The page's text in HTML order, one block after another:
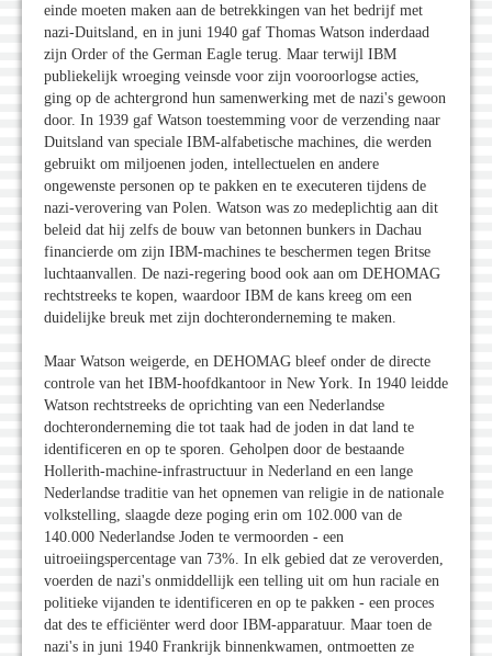
einde moeten maken aan de betrekkingen van het bedrijf met
nazi-Duitsland, en in juni 1940 gaf Thomas Watson inderdaad
zijn Order of the German Eagle terug. Maar terwijl IBM
publiekelijk wroeging veinsde voor zijn vooroorlogse acties,
ging op de achtergrond hun samenwerking met de nazi's gewoon
door. In 1939 gaf Watson toestemming voor de verzending naar
Duitsland van speciale IBM-alfabetische machines, die werden
gebruikt om miljoenen joden, intellectuelen en andere
ongewenste personen op te pakken en te executeren tijdens de
nazi-verovering van Polen. Watson was zo medeplichtig aan dit
beleid dat hij zelfs de bouw van betonnen bunkers in Dachau
financierde om zijn IBM-machines te beschermen tegen Britse
luchtaanvallen. De nazi-regering bood ook aan om DEHOMAG
rechtstreeks te kopen, waardoor IBM de kans kreeg om een
duidelijke breuk met zijn dochteronderneming te maken.
Maar Watson weigerde, en DEHOMAG bleef onder de directe
controle van het IBM-hoofdkantoor in New York. In 1940 leidde
Watson rechtstreeks de oprichting van een Nederlandse
dochteronderneming die tot taak had de joden in dat land te
identificeren en op te sporen. Geholpen door de bestaande
Hollerith-machine-infrastructuur in Nederland en een lange
Nederlandse traditie van het opnemen van religie in de nationale
volkstelling, slaagde deze poging erin om 102.000 van de
140.000 Nederlandse Joden te vermoorden - een
uitroeiingspercentage van 73%. In elk gebied dat ze veroverden,
voerden de nazi's onmiddellijk een telling uit om hun raciale en
politieke vijanden te identificeren en op te pakken - een proces
dat des te efficiënter werd door IBM-apparatuur. Maar toen de
nazi's in juni 1940 Frankrijk binnenkwamen, ontmoetten ze